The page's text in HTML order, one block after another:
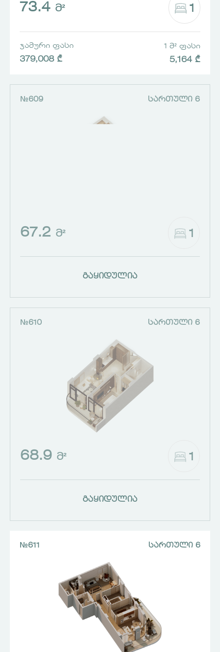
73.4 Მ² 1
ᲯᲐᲛᲣᲠᲘ ᲤᲐᲡᲘ
379,008 ₾
1 Მ² ᲤᲐᲡᲘ
5,164 ₾
№609 ᲡᲐᲠᲗᲣᲚᲘ 6
67.2 Მ² 1
გაყიდულია
№610 ᲡᲐᲠᲗᲣᲚᲘ 6
68.9 Მ² 1
გაყიდულია
№611 ᲡᲐᲠᲗᲣᲚᲘ 6